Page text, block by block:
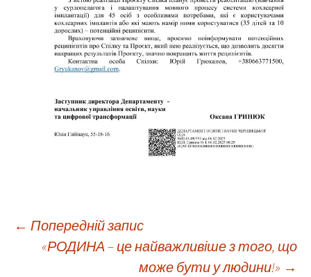
Навігація
← Попередній запис
«РОДИНА – це найважливіше з того, що
може бути у людини!» →